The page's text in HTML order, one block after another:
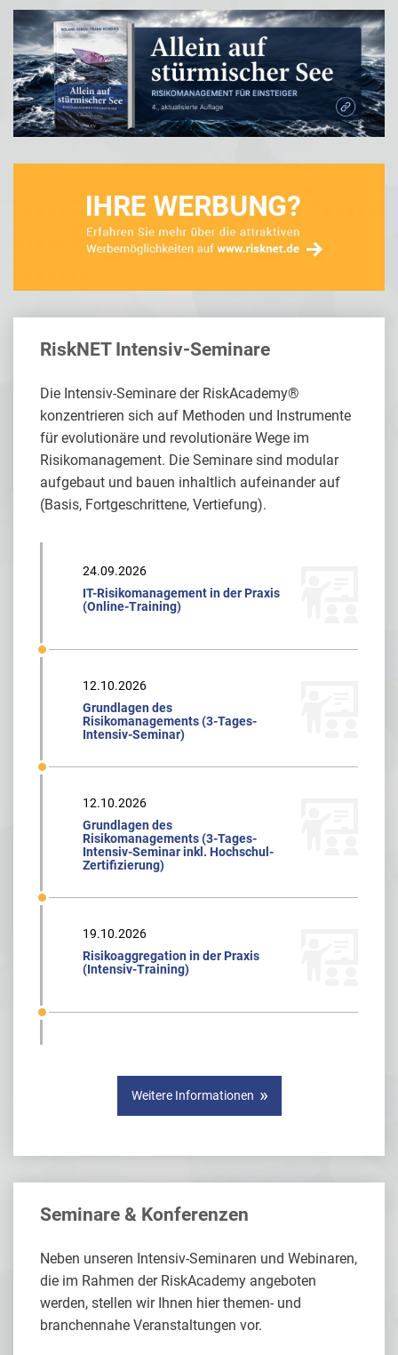
RiskNET Intensiv-Seminare
Die Intensiv-Seminare der RiskAcademy®
konzentrieren sich auf Methoden und Instrumente
für evolutionäre und revolutionäre Wege im
Risikomanagement. Die Seminare sind modular
aufgebaut und bauen inhaltlich aufeinander auf
(Basis, Fortgeschrittene, Vertiefung).
24.09.2026
IT-Risikomanagement in der Praxis
(Online-Training)
12.10.2026
Grundlagen des
Risikomanagements (3-Tages-
Intensiv-Seminar)
12.10.2026
Grundlagen des
Risikomanagements (3-Tages-
Intensiv-Seminar inkl. Hochschul-
Zertifizierung)
19.10.2026
Risikoaggregation in der Praxis
(Intensiv-Training)
Weitere Informationen
Seminare & Konferenzen
Neben unseren Intensiv-Seminaren und Webinaren,
die im Rahmen der RiskAcademy angeboten
werden, stellen wir Ihnen hier themen- und
branchennahe Veranstaltungen vor.